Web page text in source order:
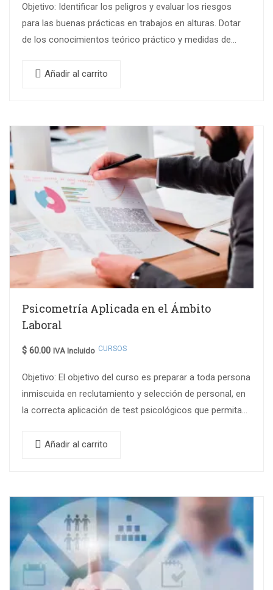
Objetivo: Identificar los peligros y evaluar los riesgos
para las buenas prácticas en trabajos en alturas. Dotar
de los conocimientos teórico práctico y medidas de
Añadir al carrito
Psicometría Aplicada en el Ámbito
Laboral
$ 60.00 IVA Incluido CURSOS
Objetivo: El objetivo del curso es preparar a toda persona
inmiscuida en reclutamiento y selección de personal, en
la correcta aplicación de test psicológicos que permitan
Añadir al carrito